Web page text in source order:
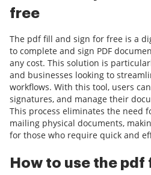
free
The pdf fill and sign for free is a
to complete and sign PDF
any cost. This solution is
and businesses looking to
workflows. With this tool, users
signatures, and manage their
This process eliminates the need
mailing physical documents,
for those who require quick and
How to use the